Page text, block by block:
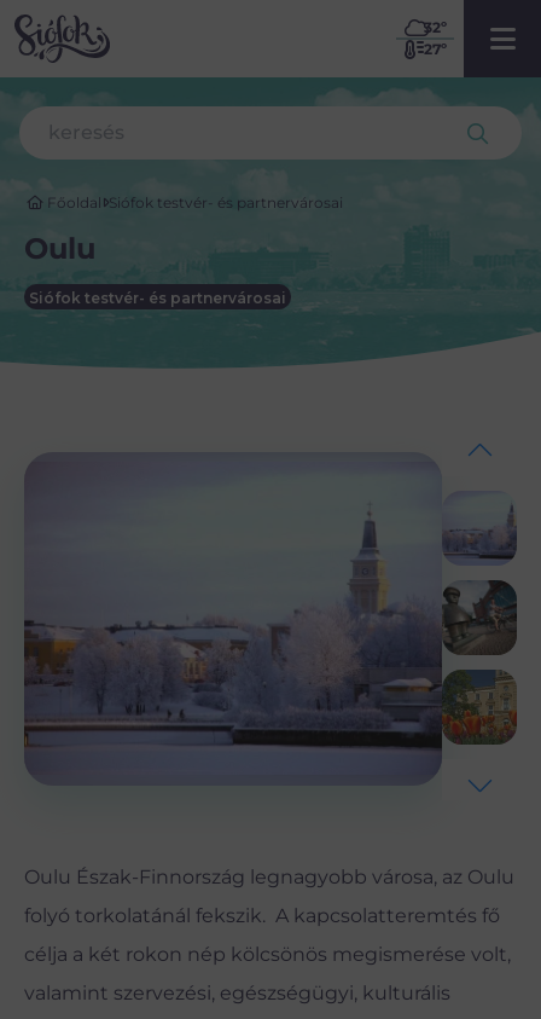
32º
27º
Főoldal Siófok testvér- és partnervárosai
Oulu
Siófok testvér- és partnervárosai
Oulu Észak-Finnország legnagyobb városa, az Oulu
folyó torkolatánál fekszik. A kapcsolatteremtés fő
célja a két rokon nép kölcsönös megismerése volt,
valamint szervezési, egészségügyi, kulturális